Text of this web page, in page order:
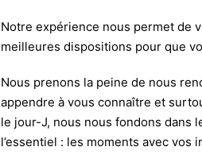
Notre expérience nous permet de
meilleures dispositions pour que
Nous prenons la peine de nous
appendre à vous connaître et
le jour-J, nous nous fondons dans
l’essentiel : les moments avec vos